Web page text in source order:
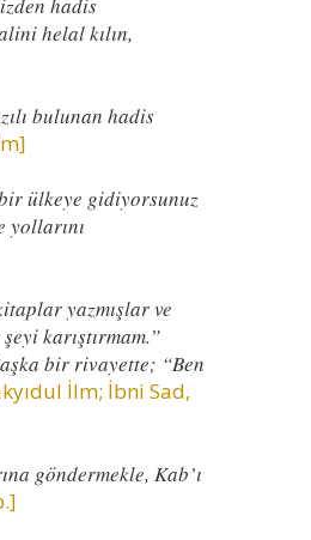
helal kılın,
bulunan hadis
ülkeye gidiyorsunuz
yollarını
yazmışlar ve
karıştırmam.”
bir rivayette; “Ben
İlm; İbni Sad,
göndermekle, Kab’ı